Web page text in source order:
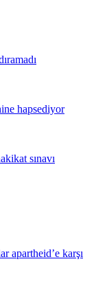
hapsediyor
sınavı
apartheid’e karşı